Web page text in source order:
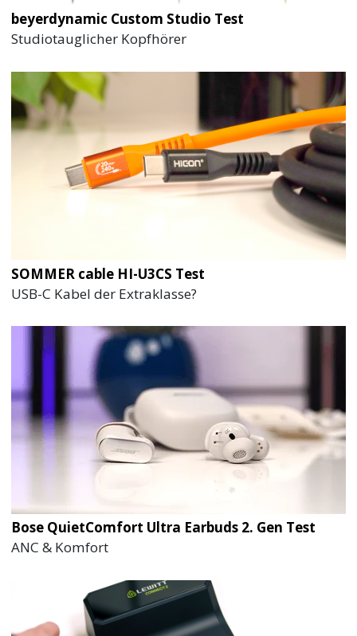
beyerdynamic Custom Studio Test
Studiotauglicher Kopfhörer
SOMMER cable HI-U3CS Test
USB-C Kabel der Extraklasse?
Bose QuietComfort Ultra Earbuds 2. Gen Test
ANC & Komfort